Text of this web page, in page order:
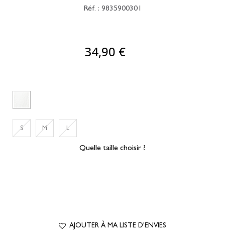
Réf. : 9835900301
34,90 €
S M L
Quelle taille choisir ?
AJOUTER À MA LISTE D'ENVIES